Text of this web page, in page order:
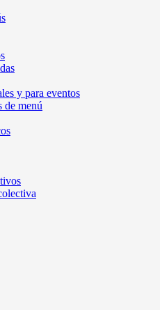
y para eventos
de menú